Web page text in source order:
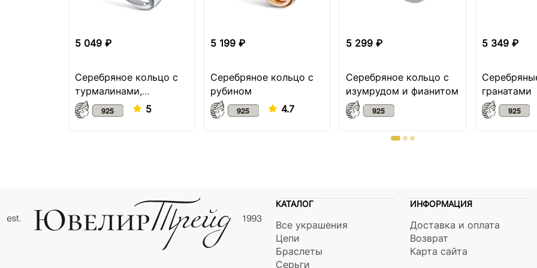
5 049 ₽
Серебряное кольцо с
турмалинами,
аметистом и
шпинелью
5
5 199 ₽
Серебряное кольцо с
рубином
4.7
5 299 ₽
Серебряное кольцо с
изумрудом и фианитом
5 349 ₽
гранатами
КАТАЛОГ
Все украшения
Цепи
Браслеты
Серьги
ИНФОРМАЦИЯ
Доставка и оплата
Возврат
Карта сайта